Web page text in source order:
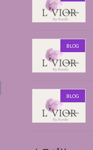
BLOG
BLOG